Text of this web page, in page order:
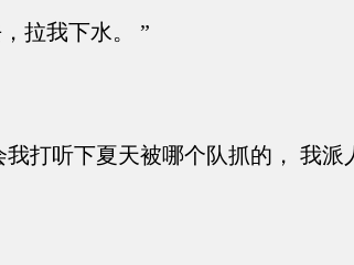
拉我下水。 ”
打听下夏天被哪个队抓的， 我派